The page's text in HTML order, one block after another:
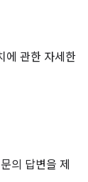
에 관한 자세한
의 답변을 제